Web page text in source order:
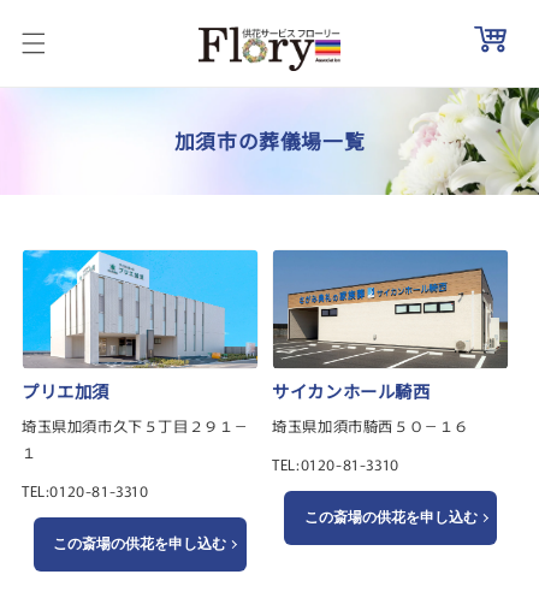
ンツに
進む
加須市の葬儀場一覧
プリエ加須
埼玉県加須市久下５丁目２９１－
１
TEL:0120-81-3310
この斎場の供花を申し込む
サイカンホール騎西
埼玉県加須市騎西５０－１６
TEL:0120-81-3310
この斎場の供花を申し込む